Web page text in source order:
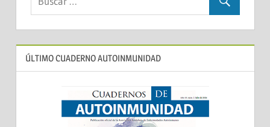
ÚLTIMO CUADERNO AUTOINMUNIDAD